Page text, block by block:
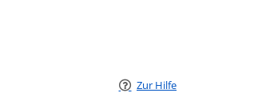
Zur Hilfe